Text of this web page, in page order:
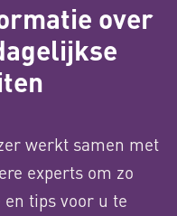
over
werkt samen met
experts om zo
tips voor u te